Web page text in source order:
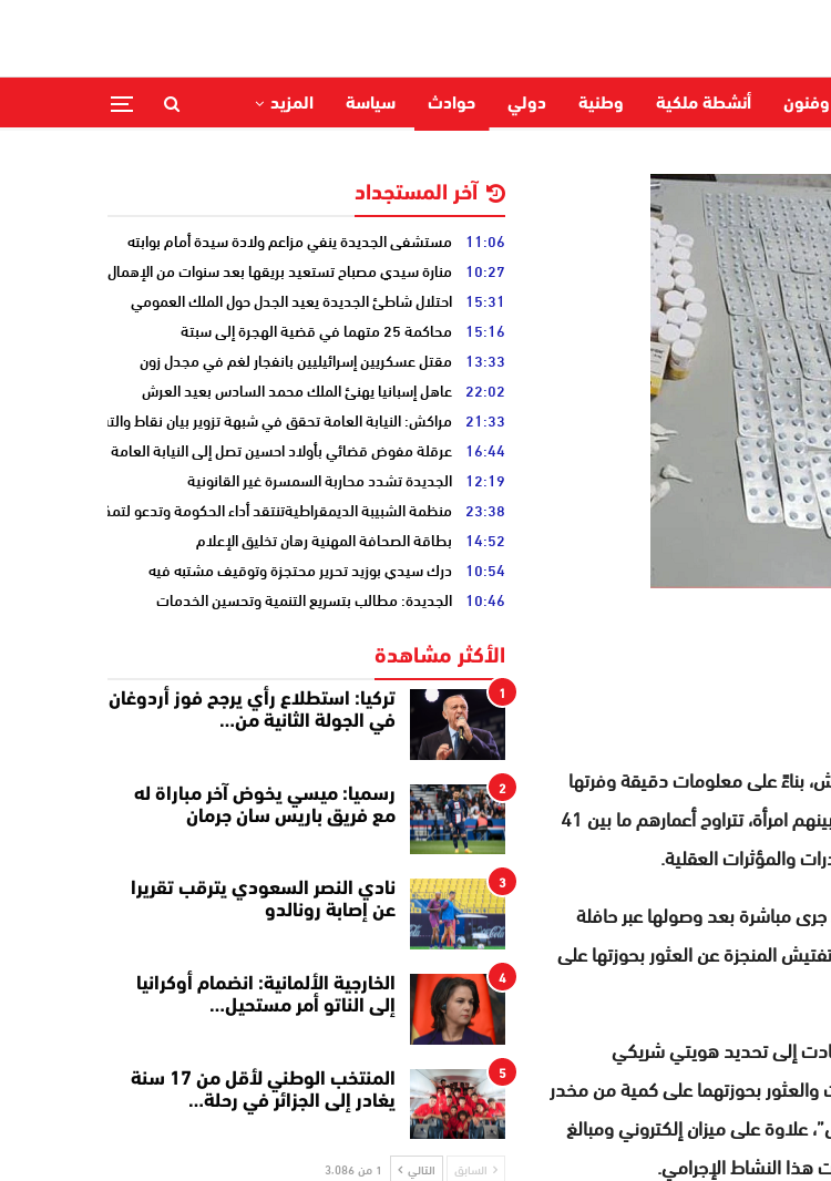
وفنون أنشطة ملكية وطنية دولي حوادث سياسة المزيد
بناءً على معلومات دقيقة وفرتها
مصالح المديرية العامة لمراقبة التراب الوطني، من توقيف ثلاثة أشخاص من بينهم امرأة، تتراوح أعمارهم ما بين 41
مباشرة بعد وصولها عبر حافلة
المنجزة عن العثور بحوزتها على
إلى تحديد هويتي شريكي
بحوزتهما على كمية من مخدر
“ريفوتريل”، علاوة على ميزان إلكتروني ومبالغ
هذا النشاط الإجرامي.
آخر المستجداد
11:06 مستشفى الجديدة ينفي مزاعم ولادة سيدة أمام بوابته
10:27 منارة سيدي مصباح تستعيد بريقها بعد سنوات من الإهمال
15:31 احتلال شاطئ الجديدة يعيد الجدل حول الملك العمومي
15:16 محاكمة 25 متهما في قضية الهجرة إلى سبتة
13:33 مقتل عسكريين إسرائيليين بانفجار لغم في مجدل زون
22:02 عاهل إسبانيا يهنئ الملك محمد السادس بعيد العرش
21:33 مراكش: النيابة العامة تحقق في شبهة تزوير بيان نقاط والتشهير بطالب
16:44 عرقلة مفوض قضائي بأولاد احسين تصل إلى النيابة العامة
12:19 الجديدة تشدد محاربة السمسرة غير القانونية
23:38 منظمة الشبيبة الديمقراطيةتنتقد أداء الحكومة وتدعو لتمكين الشباب
14:52 بطاقة الصحافة المهنية رهان تخليق الإعلام
10:54 درك سيدي بوزيد تحرير محتجزة وتوقيف مشتبه فيه
10:46 الجديدة: مطالب بتسريع التنمية وتحسين الخدمات
الأكثر مشاهدة
1
تركيا: استطلاع رأي يرجح فوز أردوغان
في الجولة الثانية من…
2
رسميا: ميسي يخوض آخر مباراة له
مع فريق باريس سان جرمان
3
نادي النصر السعودي يترقب تقريرا
عن إصابة رونالدو
4
الخارجية الألمانية: انضمام أوكرانيا
إلى الناتو أمر مستحيل…
5
المنتخب الوطني لأقل من 17 سنة
يغادر إلى الجزائر في رحلة…
السابق التالي 1 من 3٬086